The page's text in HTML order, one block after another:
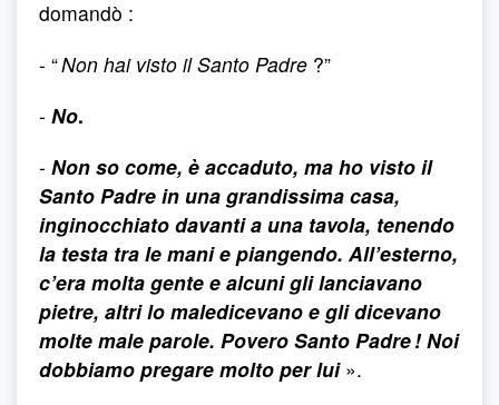
domandò :
- “Non hai visto il Santo Padre ?”
- No.
- Non so come, è accaduto, ma ho visto il
Santo Padre in una grandissima casa,
inginocchiato davanti a una tavola, tenendo
la testa tra le mani e piangendo. All’esterno,
c’era molta gente e alcuni gli lanciavano
pietre, altri lo maledicevano e gli dicevano
molte male parole. Povero Santo Padre ! Noi
dobbiamo pregare molto per lui ».